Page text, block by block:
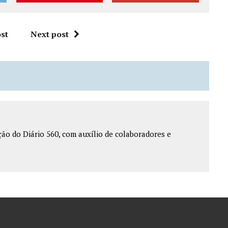
Next post
do Diário 560, com auxílio de colaboradores e